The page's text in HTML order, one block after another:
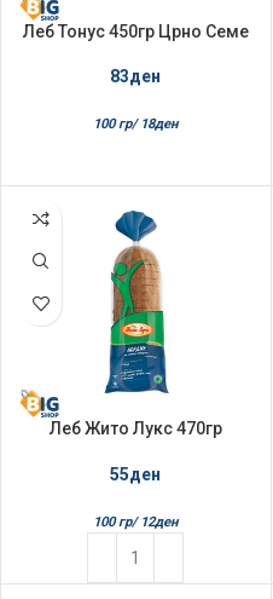
Леб Тонус 450гр Црно Семе
83ден
100 гр/ 18ден
Леб Жито Лукс 470гр
55ден
100 гр/ 12ден